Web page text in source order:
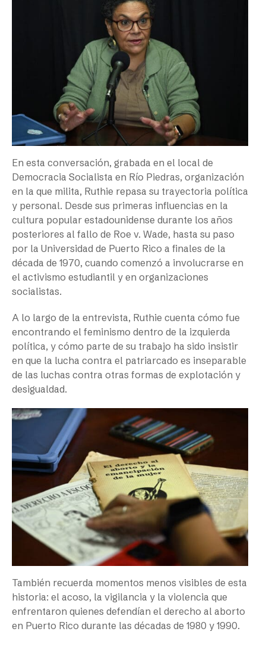
En esta conversación, grabada en el local de
Democracia Socialista en Río Piedras, organización
en la que milita, Ruthie repasa su trayectoria política
y personal. Desde sus primeras influencias en la
cultura popular estadounidense durante los años
posteriores al fallo de Roe v. Wade, hasta su paso
por la Universidad de Puerto Rico a finales de la
década de 1970, cuando comenzó a involucrarse en
el activismo estudiantil y en organizaciones
socialistas.
A lo largo de la entrevista, Ruthie cuenta cómo fue
encontrando el feminismo dentro de la izquierda
política, y cómo parte de su trabajo ha sido insistir
en que la lucha contra el patriarcado es inseparable
de las luchas contra otras formas de explotación y
desigualdad.
También recuerda momentos menos visibles de esta
historia: el acoso, la vigilancia y la violencia que
enfrentaron quienes defendían el derecho al aborto
en Puerto Rico durante las décadas de 1980 y 1990.